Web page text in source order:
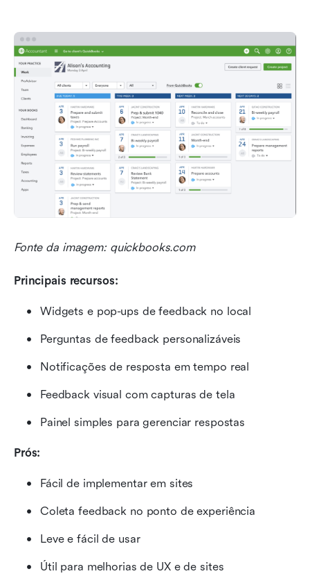
Fonte da imagem: quickbooks.com
Principais recursos:
Widgets e pop-ups de feedback no local
Perguntas de feedback personalizáveis
Notificações de resposta em tempo real
Feedback visual com capturas de tela
Painel simples para gerenciar respostas
Prós:
Fácil de implementar em sites
Coleta feedback no ponto de experiência
Leve e fácil de usar
Útil para melhorias de UX e de sites